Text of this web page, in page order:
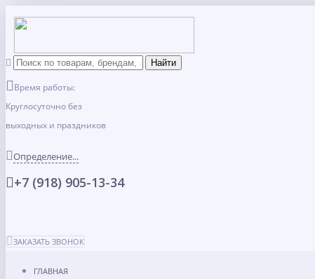
Время работы:
Круглосуточно без
выходных и праздников
Определение...
+7 (918) 905-13-34
ЗАКАЗАТЬ ЗВОНОК
ГЛАВНАЯ